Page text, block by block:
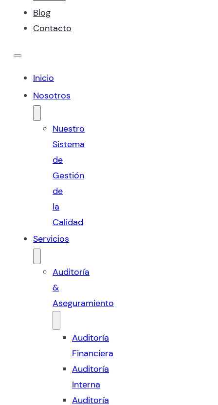
Blog
Contacto
Inicio
Nosotros
Nuestro
Sistema
de
Gestión
de
la
Calidad
Servicios
Auditoría
&
Aseguramiento
Auditoría
Financiera
Auditoría
Interna
Auditoría